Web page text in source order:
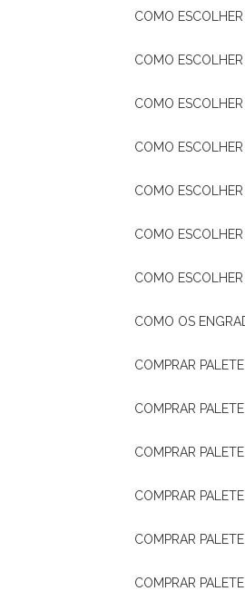
COMO
COMO
COMO
COMO
COMO
COMO
COMO
COMO OS
COMPRAR
COMPRAR
COMPRAR
COMPRAR
COMPRAR
COMPRAR